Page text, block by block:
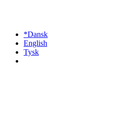
*Dansk
English
Tysk